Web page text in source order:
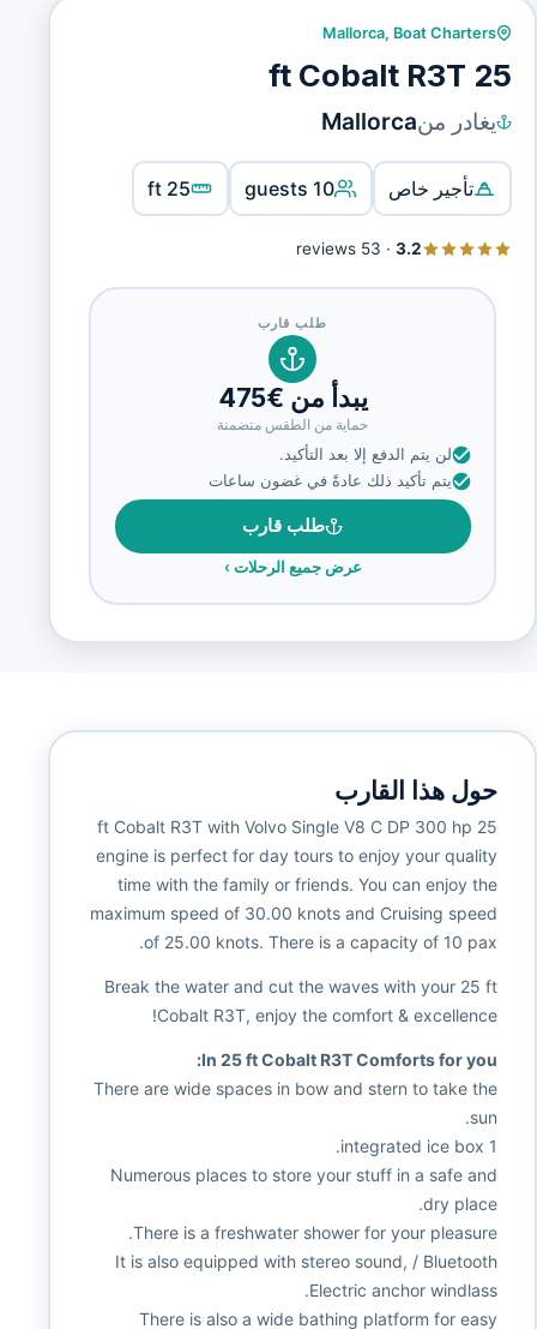
Mallorca, Boat Charters
25 ft Cobalt R3T
يغادر منMallorca
تأجير خاص 10 guests
25 ft
3.2
·
53 reviews
طلب قارب
يبدأ من €475
حماية من الطقس متضمنة
لن يتم الدفع إلا بعد التأكيد.
يتم تأكيد ذلك عادةً في غضون ساعات
طلب قارب
عرض جميع الرحلات ›
حول هذا القارب
25 ft Cobalt R3T with Volvo Single V8 C DP 300 hp
engine is perfect for day tours to enjoy your quality
time with the family or friends. You can enjoy the
maximum speed of 30.00 knots and Cruising speed
of 25.00 knots. There is a capacity of 10 pax.
Break the water and cut the waves with your 25 ft
Cobalt R3T, enjoy the comfort & excellence!
In 25 ft Cobalt R3T Comforts for you:
There are wide spaces in bow and stern to take the
sun.
1 integrated ice box.
Numerous places to store your stuff in a safe and
dry place.
There is a freshwater shower for your pleasure.
It is also equipped with stereo sound, / Bluetooth
Electric anchor windlass.
There is also a wide bathing platform for easy